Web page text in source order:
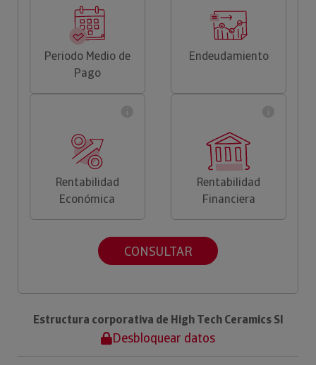
Periodo Medio de
Pago
Endeudamiento
Rentabilidad
Económica
Rentabilidad
Financiera
CONSULTAR
Estructura corporativa de High Tech Ceramics Sl
Desbloquear datos